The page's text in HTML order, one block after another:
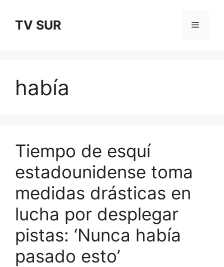
contentTV SUR Menu
había
Tiempo de esquí
estadounidense toma
medidas drásticas en
lucha por desplegar
pistas: ‘Nunca había
pasado esto’